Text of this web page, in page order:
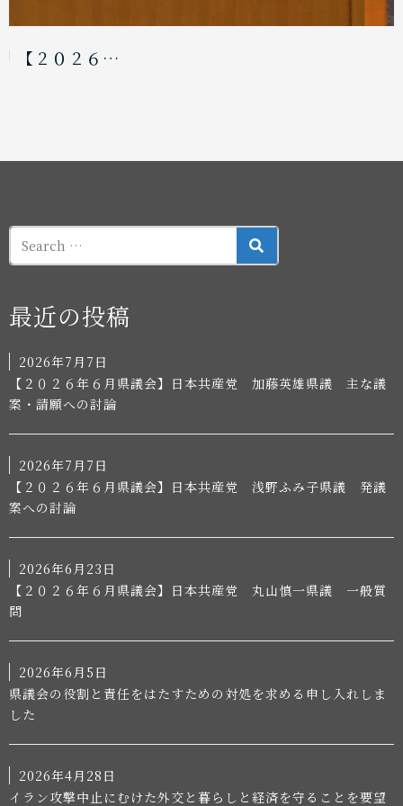
【２０２６…
SEARCH
最近の投稿
2026年7月7日
【２０２６年６月県議会】日本共産党 加藤英雄県議 主な議
案・請願への討論
2026年7月7日
【２０２６年６月県議会】日本共産党 浅野ふみ子県議 発議
案への討論
2026年6月23日
【２０２６年６月県議会】日本共産党 丸山慎一県議 一般質
問
2026年6月5日
県議会の役割と責任をはたすための対処を求める申し入れしま
した
2026年4月28日
イラン攻撃中止にむけた外交と暮らしと経済を守ることを要望